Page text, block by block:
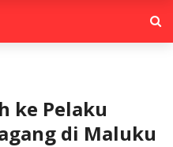
ke Pelaku
di Maluku